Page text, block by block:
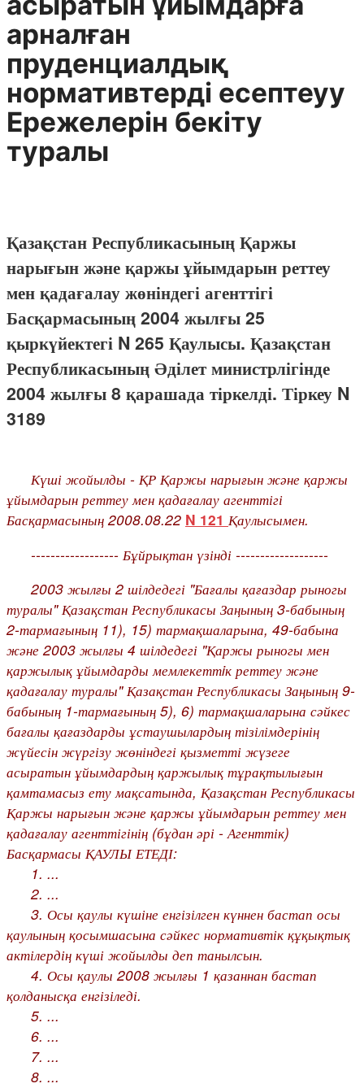
арналған
пруденциалдық
нормативтерді есептеуу
Ережелерін бекіту
туралы
Қазақстан Республикасының Қаржы
нарығын және қаржы ұйымдарын реттеу
мен қадағалау жөніндегі агенттігі
Басқармасының 2004 жылғы 25
қыркүйектегі N 265 Қаулысы. Қазақстан
Республикасының Әділет министрлігінде
2004 жылғы 8 қарашада тіркелді. Тіркеу N
3189
Күші жойылды - ҚР Қаржы нарығын және қаржы
ұйымдарын реттеу мен қадағалау агенттігі
Басқармасының 2008.08.22 N 121 Қаулысымен.
------------------ Бұйрықтан үзінді -------------------
2003 жылғы 2 шілдедегі "Бағалы қағаздар рыногы
туралы" Қазақстан Республикасы Заңының 3-бабының
2-тармағының 11), 15) тармақшаларына, 49-бабына
және 2003 жылғы 4 шілдедегі "Қаржы рыногы мен
қаржылық ұйымдарды мемлекеттiк реттеу және
қадағалау туралы" Қазақстан Республикасы Заңының 9-
бабының 1-тармағының 5), 6) тармақшаларына сәйкес
бағалы қағаздарды ұстаушылардың тізілімдерінің
жүйесін жүргізу жөніндегі қызметті жүзеге
асыратын ұйымдардың қаржылық тұрақтылығын
қамтамасыз ету мақсатында, Қазақстан Республикасы
Қаржы нарығын және қаржы ұйымдарын реттеу мен
қадағалау агенттігінің (бұдан әрі - Агенттік)
Басқармасы ҚАУЛЫ ЕТЕДІ:
1. ...
2. ...
3. Осы қаулы күшіне енгізілген күннен бастап осы
қаулының қосымшасына сәйкес нормативтік құқықтық
актілердің күші жойылды деп танылсын.
4. Осы қаулы 2008 жылғы 1 қазаннан бастап
қолданысқа енгізіледі.
5. ...
6. ...
7. ...
8. ...